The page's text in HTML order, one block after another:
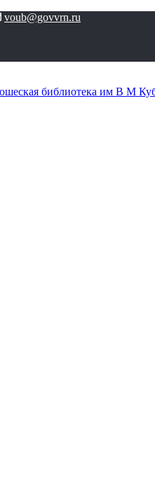
voub@govvrn.ru